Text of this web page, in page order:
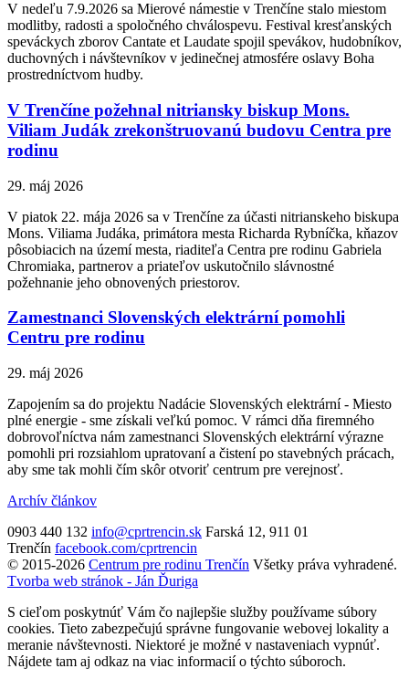
V nedeľu 7.9.2026 sa Mierové námestie v Trenčíne stalo miestom
modlitby, radosti a spoločného chválospevu. Festival kresťanských
speváckych zborov Cantate et Laudate spojil spevákov, hudobníkov,
duchovných i návštevníkov v jedinečnej atmosfére oslavy Boha
prostredníctvom hudby.
V Trenčíne požehnal nitriansky biskup Mons.
Viliam Judák zrekonštruovanú budovu Centra pre
rodinu
29. máj 2026
V piatok 22. mája 2026 sa v Trenčíne za účasti nitrianskeho biskupa
Mons. Viliama Judáka, primátora mesta Richarda Rybníčka, kňazov
pôsobiacich na území mesta, riaditeľa Centra pre rodinu Gabriela
Chromiaka, partnerov a priateľov uskutočnilo slávnostné
požehnanie jeho obnovených priestorov.
Zamestnanci Slovenských elektrární pomohli
Centru pre rodinu
29. máj 2026
Zapojením sa do projektu Nadácie Slovenských elektrární - Miesto
plné energie - sme získali veľkú pomoc. V rámci dňa firemného
dobrovoľníctva nám zamestnanci Slovenských elektrární výrazne
pomohli pri rozsiahlom upratovaní a čistení po stavebných prácach,
aby sme tak mohli čím skôr otvoriť centrum pre verejnosť.
Archív článkov
0903 440 132 info@cprtrencin.sk Farská 12, 911 01
Trenčín facebook.com/cprtrencin
© 2015-2026 Centrum pre rodinu Trenčín Všetky práva vyhradené.
Tvorba web stránok - Ján Ďuriga
S cieľom poskytnúť Vám čo najlepšie služby používame súbory
cookies. Tieto zabezpečujú správne fungovanie webovej lokality a
meranie návštevnosti. Niektoré je možné v nastaveniach vypnúť.
Nájdete tam aj odkaz na viac informacií o týchto súboroch.